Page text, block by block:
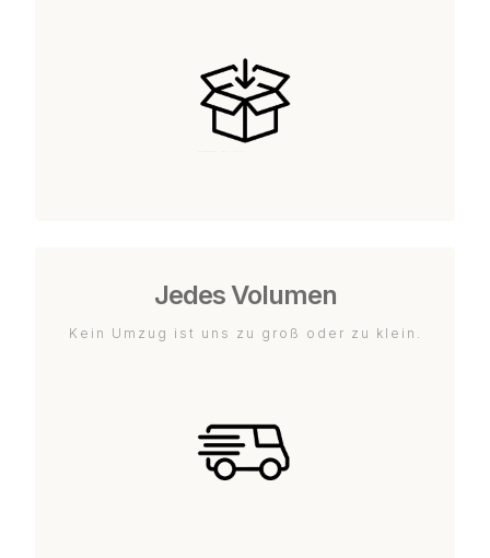
Jedes Volumen
Kein Umzug ist uns zu groß oder zu klein.